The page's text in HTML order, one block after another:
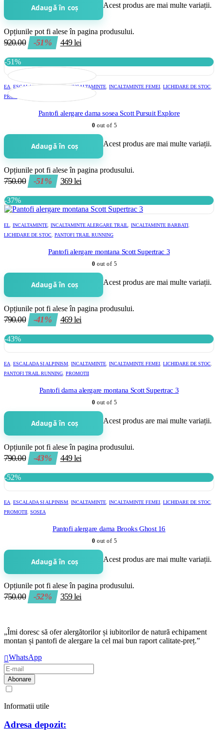
Adaugă în coș Acest produs are mai multe variații.
Opțiunile pot fi alese în pagina produsului.
920.00 -51% 449lei
-51%
EA ESCALADA SI ALPINISM ,INCALTAMINTE INCALTAMINTE FEMEI LICHIDARE DE STOC
PROMOTII
Pantofi alergare dama sosea Scott Pursuit Explore
0 out of 5
Adaugă în coș Acest produs are mai multe variații.
Opțiunile pot fi alese în pagina produsului.
750.00 -51% 369lei
-37%
EL INCALTAMINTE INCALTAMINTE ALERGARE TRAIL INCALTAMINTE BARBATI
LICHIDARE DE STOC PANTOFI TRAIL RUNNING
Pantofi alergare montana Scott Supertrac 3
0 out of 5
Adaugă în coș Acest produs are mai multe variații.
Opțiunile pot fi alese în pagina produsului.
790.00 -41% 469lei
-43%
EA ESCALADA SI ALPINISM INCALTAMINTE INCALTAMINTE FEMEI LICHIDARE DE STOC
PANTOFI TRAIL RUNNING PROMOTII
Pantofi dama alergare montana Scott Supertrac 3
0 out of 5
Adaugă în coș Acest produs are mai multe variații.
Opțiunile pot fi alese în pagina produsului.
790.00 -43% 449lei
-52%
EA ESCALADA SI ALPINISM INCALTAMINTE INCALTAMINTE FEMEI LICHIDARE DE STOC
PROMOTII SOSEA
Pantofi alergare dama Brooks Ghost 16
0 out of 5
Adaugă în coș Acest produs are mai multe variații.
Opțiunile pot fi alese în pagina produsului.
750.00 -52% 359lei
„Îmi doresc să ofer alergătorilor și iubitorilor de natură echipament
montan și pantofi de alergare la cel mai bun raport calitate-preț.”
WhatsApp
Informatii utile
Adresa depozit: